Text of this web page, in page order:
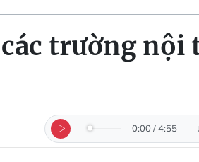
trường nội
0:00 /4:55